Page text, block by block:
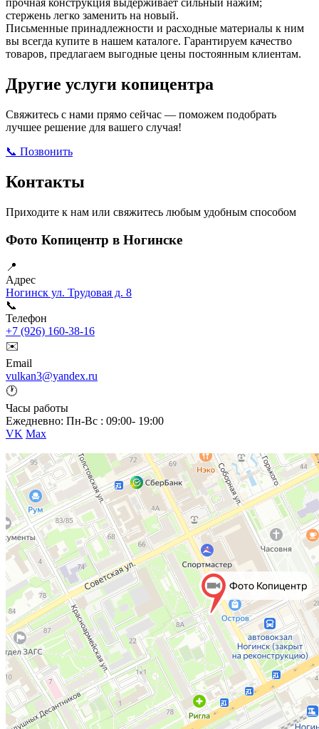
прочная конструкция выдерживает сильный нажим;
стержень легко заменить на новый.
Письменные принадлежности и расходные материалы к ним
вы всегда купите в нашем каталоге. Гарантируем качество
товаров, предлагаем выгодные цены постоянным клиентам.
Другие услуги копицентра
Свяжитесь с нами прямо сейчас — поможем подобрать
лучшее решение для вашего случая!
📞 Позвонить
Контакты
Приходите к нам или свяжитесь любым удобным способом
Фото Копицентр в Ногинске
📍
Адрес
Ногинск ул. Трудовая д. 8
📞
Телефон
+7 (926) 160-38-16
✉️
Email
vulkan3@yandex.ru
🕐
Часы работы
Ежедневно: Пн-Вс : 09:00- 19:00
VK Max